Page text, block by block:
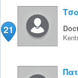
21